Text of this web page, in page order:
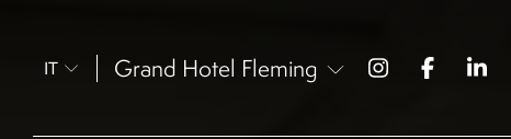
IT Grand Hotel Fleming